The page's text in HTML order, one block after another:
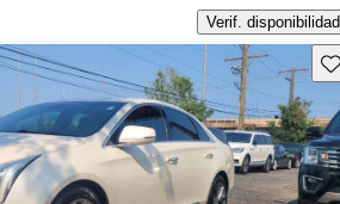
Verif. disponibilidad